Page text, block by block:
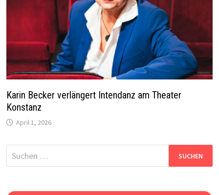
Karin Becker verlängert Intendanz am Theater
Konstanz
April 1, 2026
Suchen
nach: